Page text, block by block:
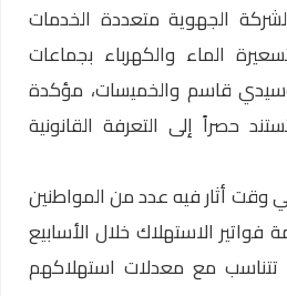
الجهوية متعددة الخدمات
الماء والكهرباء بجماعات
قاسم والخميسات، مؤكدة
حصراً إلى التعرفة القانونية
وقت أثار فيه عدد من المواطنين
فواتير الاستهلاك خلال الأسابيع
تتناسب مع معدلات استهلاكهم